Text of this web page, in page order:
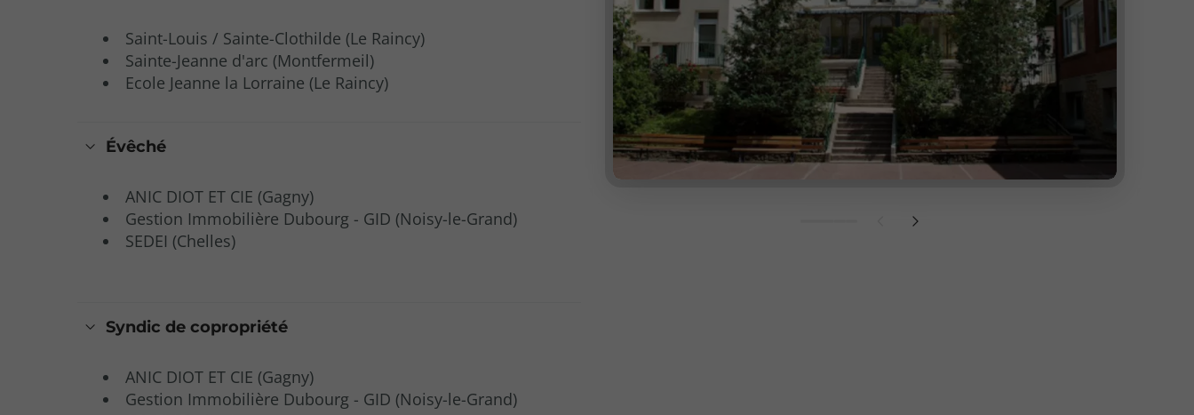
Saint-Louis / Sainte-Clothilde (Le Raincy)
Sainte-Jeanne d'arc (Montfermeil)
Ecole Jeanne la Lorraine (Le Raincy)
Évêché
ANIC DIOT ET CIE (Gagny)
Gestion Immobilière Dubourg - GID (Noisy-le-Grand)
SEDEI (Chelles)
Syndic de copropriété
ANIC DIOT ET CIE (Gagny)
Gestion Immobilière Dubourg - GID (Noisy-le-Grand)